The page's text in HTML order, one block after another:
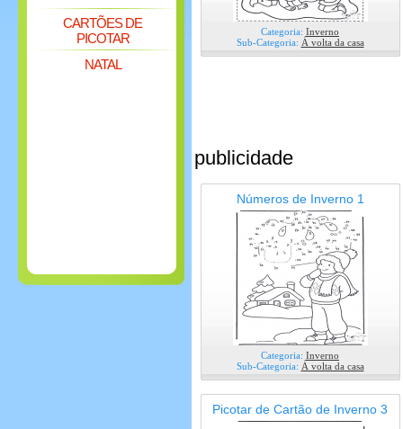
CARTÕES DE
PICOTAR
NATAL
Categoria: Inverno
Sub-Categoria: Á volta da casa
publicidade
Números de Inverno 1
Categoria: Inverno
Sub-Categoria: Á volta da casa
Picotar de Cartão de Inverno 3